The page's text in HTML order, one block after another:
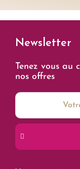
Newsletter
Tenez vous au
nos offres